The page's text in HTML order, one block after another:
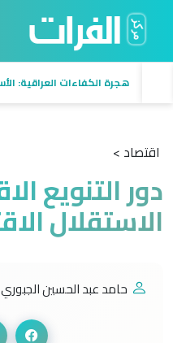
هجرة الكفاءات العراقية:
اقتصاد >
دور التنويع
الاستقلال
حامد عبد الحسين الجبوري